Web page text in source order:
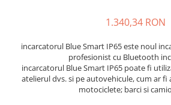
Convertoare de tensiune
Sisteme de stocare energie
LiFePO4
Pachete complete stocare energie
1.340,34 RON
incarcatorul Blue Smart IP65 este noul
profesionist cu Bluetooth
incarcatorul Blue Smart IP65 poate fi
atelierul dvs. si pe autovehicule, cum ar fi
motociclete; barci si